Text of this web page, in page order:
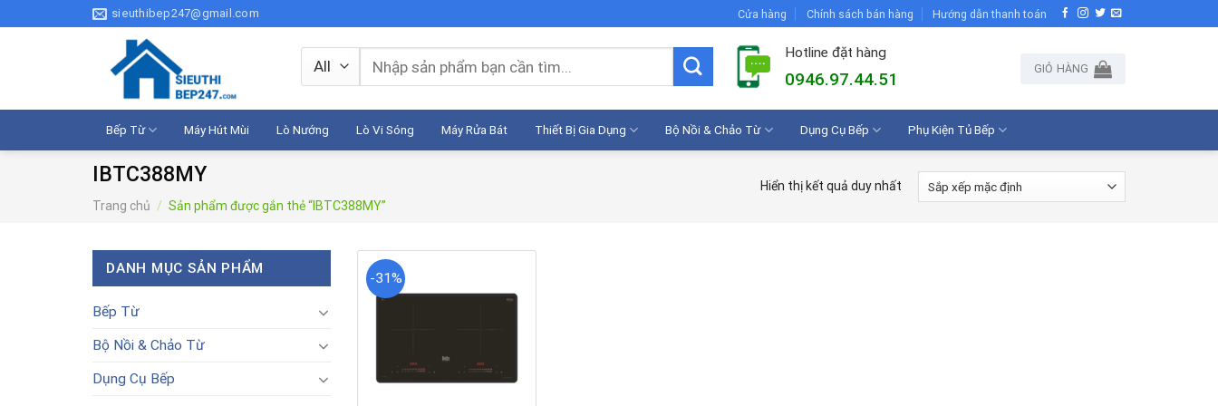
to
sieuthibep247@gmail.com Cửa hàng Chính sách bán hàng Hướng dẫn thanh toán
Tìm
kiếm:
Hotline đặt hàng
0946.97.44.51
GIỎ HÀNG
Bếp Từ Máy Hút Mùi Lò Nướng Lò Vi Sóng Máy Rửa Bát Thiết Bị Gia Dụng Bộ Nồi & Chảo Từ Dụng Cụ Bếp Phụ Kiện Tủ Bếp
IBTC388MY
Trang chủ / Sản phẩm được gắn thẻ “IBTC388MY”
Hiển thị kết quả duy nhất
DANH MỤC SẢN PHẨM
Bếp Từ
Bộ Nồi & Chảo Từ
Dụng Cụ Bếp
-31%